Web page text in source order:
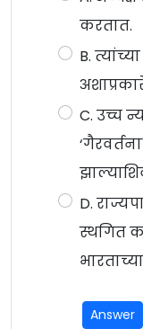
करतात.
B.
C. उच्च
D.
स्थगित
Answer